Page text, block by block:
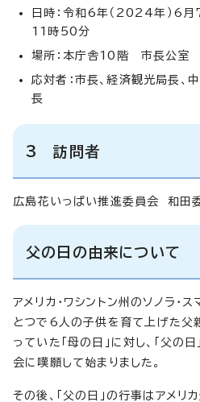
日時：令和6年（2024年）6
11時50分
場所：本庁舎10階 市長公室
応対者：市長、経済観光局長、
長
3 訪問者
広島花いっぱい推進委員会 和田
父の日の由来について
アメリカ・ワシントン州のソノラ・ス
とつで6人の子供を育て上げた父
っていた「母の日」に対し、「父の
会に嘆願して始まりました。
その後、「父の日」の行事はアメ